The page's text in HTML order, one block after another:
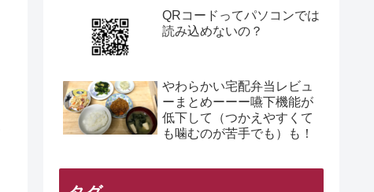
QRコードってパソコンでは
読み込めないの？
やわらかい宅配弁当レビュ
ーまとめーーー嚥下機能が
低下して（つかえやすくて
も噛むのが苦手でも）も！